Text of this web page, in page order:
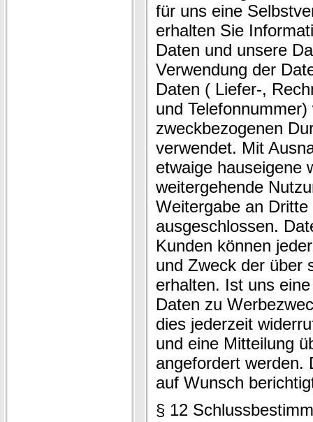
für uns eine
erhalten Sie
Daten und unsere
Verwendung der
Daten ( Liefer-,
und
zweckbezogenen
verwendet. Mit
etwaige hauseigene
weitergehende
Weitergabe an
ausgeschlossen.
Kunden können
und Zweck der über
erhalten. Ist uns
Daten zu
dies jederzeit
und eine Mitteilung
angefordert werden.
auf Wunsch
§ 12